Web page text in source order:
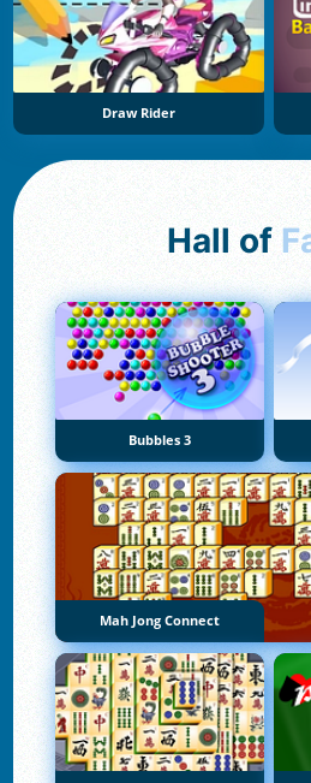
Draw Rider
Hall of
Bubbles 3
Mah Jong Connect